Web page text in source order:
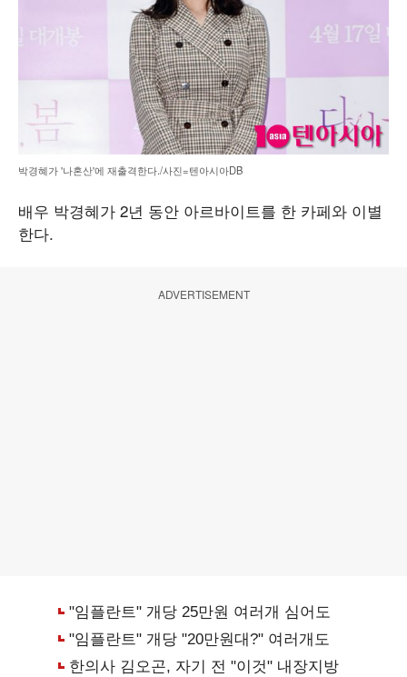
박경혜가 '나혼산'에 재출격한다./사진=텐아시아DB
배우 박경혜가 2년 동안 아르바이트를 한 카페와 이별
한다.
ADVERTISEMENT